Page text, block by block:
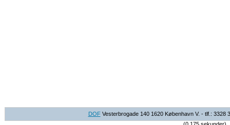
DOFVesterbrogade 140 1620 København V. - tlf.: 3328